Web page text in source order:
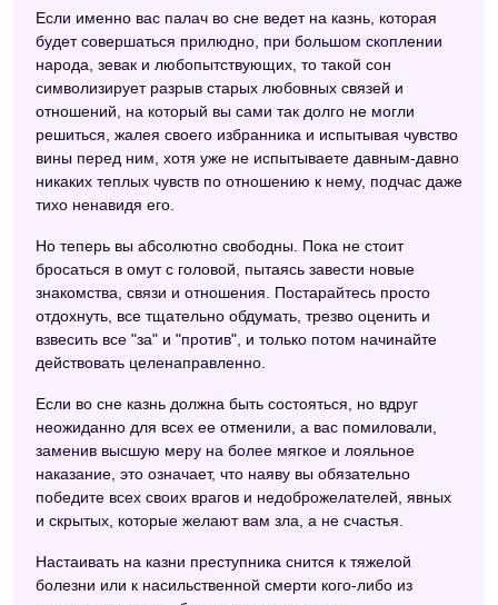
Если именно вас палач во сне ведет на казнь, которая
будет совершаться прилюдно, при большом скоплении
народа, зевак и любопытствующих, то такой сон
символизирует разрыв старых любовных связей и
отношений, на который вы сами так долго не могли
решиться, жалея своего избранника и испытывая чувство
вины перед ним, хотя уже не испытываете давным-давно
никаких теплых чувств по отношению к нему, подчас даже
тихо ненавидя его.
Но теперь вы абсолютно свободны. Пока не стоит
бросаться в омут с головой, пытаясь завести новые
знакомства, связи и отношения. Постарайтесь просто
отдохнуть, все тщательно обдумать, трезво оценить и
взвесить все "за" и "против", и только потом начинайте
действовать целенаправленно.
Если во сне казнь должна быть состояться, но вдруг
неожиданно для всех ее отменили, а вас помиловали,
заменив высшую меру на более мягкое и лояльное
наказание, это означает, что наяву вы обязательно
победите всех своих врагов и недоброжелателей, явных
и скрытых, которые желают вам зла, а не счастья.
Настаивать на казни преступника снится к тяжелой
болезни или к насильственной смерти кого-либо из